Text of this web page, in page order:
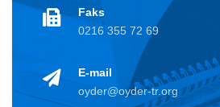
Faks
0216 355 72 69
E-mail
oyder@oyder-tr.org